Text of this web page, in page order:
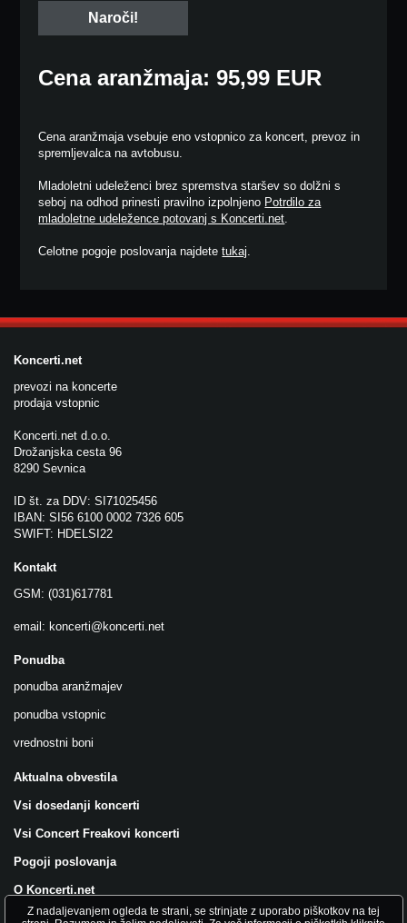
Cena aranžmaja: 95,99 EUR
Cena aranžmaja vsebuje eno vstopnico za koncert, prevoz in
spremljevalca na avtobusu.
Mladoletni udeleženci brez spremstva staršev so dolžni s
seboj na odhod prinesti pravilno izpolnjeno Potrdilo za
mladoletne udeležence potovanj s Koncerti.net.
Celotne pogoje poslovanja najdetetukaj.
Koncerti.net
prevozi na koncerte
prodaja vstopnic
Koncerti.net d.o.o.
Drožanjska cesta 96
8290 Sevnica
ID št. za DDV: SI71025456
IBAN: SI56 6100 0002 7326 605
SWIFT: HDELSI22
Kontakt
GSM: (031)617781
email: koncerti@koncerti.net
Ponudba
ponudba aranžmajev
ponudba vstopnic
vrednostni boni
Aktualna obvestila
Vsi dosedanji koncerti
Vsi Concert Freakovi koncerti
Pogoji poslovanja
O Koncerti.net
Z nadaljevanjem ogleda te strani, se strinjate z uporabo piškotkov na tej